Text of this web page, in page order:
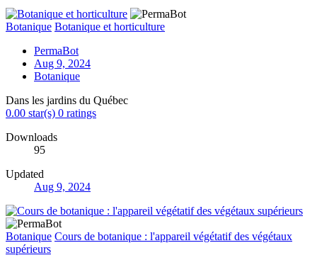
Botanique Botanique et horticulture
PermaBot
Aug 9, 2024
Botanique
Dans les jardins du Québec
0.00 star(s) 0 ratings
Downloads
95
Updated
Aug 9, 2024
Botanique Cours de botanique : l'appareil végétatif des végétaux
supérieurs